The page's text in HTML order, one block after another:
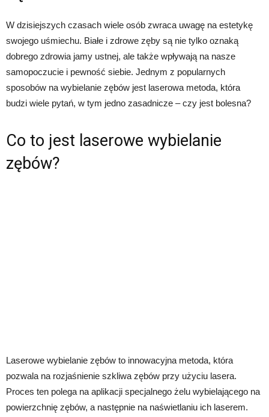
W dzisiejszych czasach wiele osób zwraca uwagę na estetykę
swojego uśmiechu. Białe i zdrowe zęby są nie tylko oznaką
dobrego zdrowia jamy ustnej, ale także wpływają na nasze
samopoczucie i pewność siebie. Jednym z popularnych
sposobów na wybielanie zębów jest laserowa metoda, która
budzi wiele pytań, w tym jedno zasadnicze – czy jest bolesna?
Co to jest laserowe wybielanie
zębów?
Laserowe wybielanie zębów to innowacyjna metoda, która
pozwala na rozjaśnienie szkliwa zębów przy użyciu lasera.
Proces ten polega na aplikacji specjalnego żelu wybielającego na
powierzchnię zębów, a następnie na naświetlaniu ich laserem.